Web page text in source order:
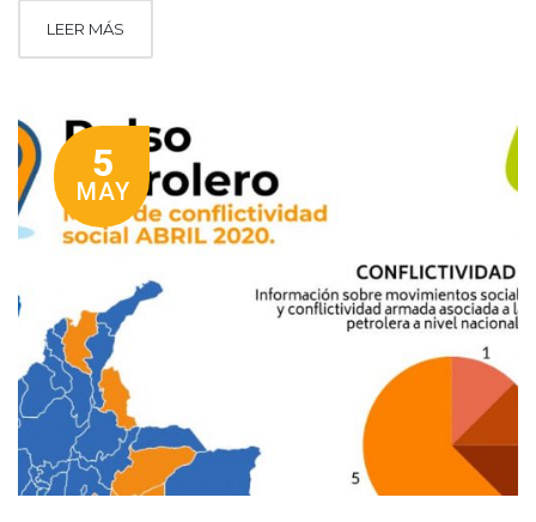
LEER MÁS
5
MAY